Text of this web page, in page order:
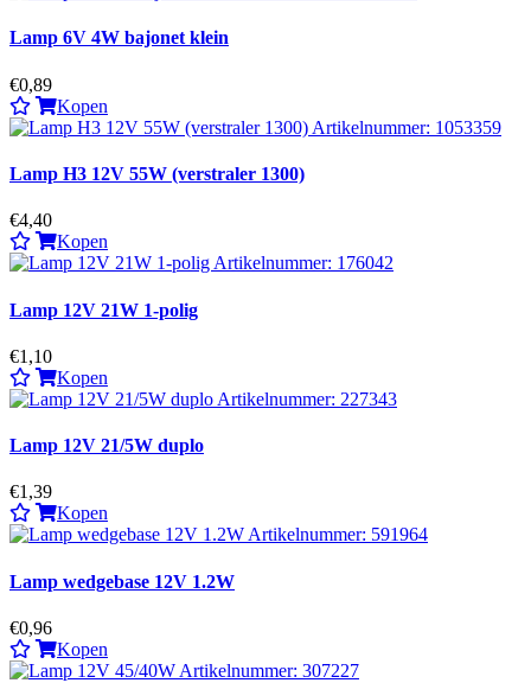
Lamp 6V 4W bajonet klein
€0,89
Kopen
Lamp H3 12V 55W (verstraler 1300)
€4,40
Kopen
Lamp 12V 21W 1-polig
€1,10
Kopen
Lamp 12V 21/5W duplo
€1,39
Kopen
Lamp wedgebase 12V 1.2W
€0,96
Kopen